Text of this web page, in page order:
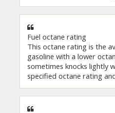
Fuel octane rating
This octane rating is the
gasoline with a lower
sometimes knocks lightly
specified octane rating